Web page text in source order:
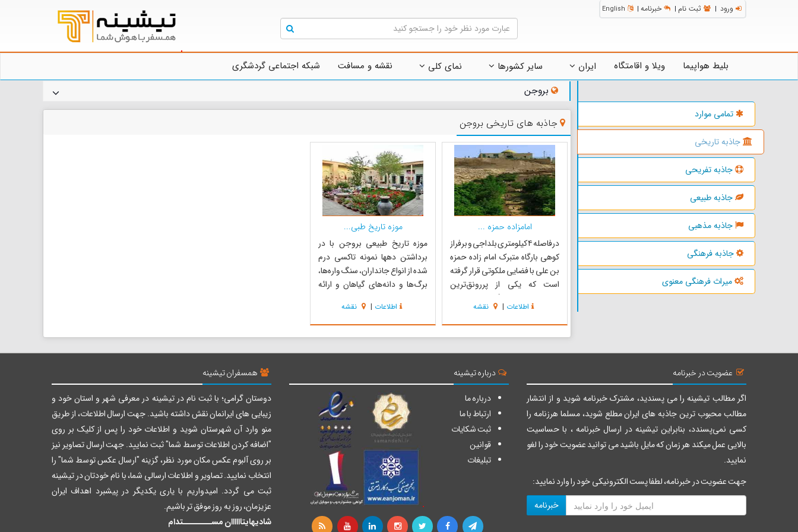
ورود | ثبت نام | خبرنامه |
English
بلیط هواپیما ویلا و اقامتگاه ایران سایر کشورها نمای کلی نقشه و مسافت شبکه اجتماعی گردشگری
تمامی موارد
جاذبه تاریخی
جاذبه تفریحی
جاذبه طبیعی
جاذبه مذهبی
جاذبه فرهنگی
میراث فرهنگی معنوی
بروجن
جاذبه های تاریخی بروجن
امامزاده حمزه ...
درفاصله ۴ کیلومتری بلداجی و برفراز
کوهی بارگاه متبرک امام زاده حمزه
بن علی با فضایی ملکوتی قرار گرفته
است که یکی از پررونق‌ترین
جاذبه‌های مذهبی/تاریخی استان
چهارمحال و بختیاری است و یکی از
قطب‌های مهم سیاحتی و زیارتی
استان چهارمحال و بختیاری میباشد
که به دلیل قداست و همچنین
موقعیت طبیعی...
اطلاعات | نقشه
موزه تاریخ طبی...
موزه تاریخ طبیعی بروجن با در
برداشتن ده‎ها نمونه تاکسی درم
شده از انواع جانداران، سنگ واره‌ها،
برگ‌ها و دانه‌های گیاهان و ارائه
«ایرانی- تورانی» و برخی دیگر از
مناطق جهان، این امکان را فراهم کرده
تا علاقمندان که به دلیل تنوع و پ...
اطلاعات | نقشه
عضویت در خبرنامه
اگر مطالب تیشینه را می پسندید، مشترک خبرنامه شوید و از انتشار
مطالب محبوب ترین جاذبه های ایران مطلع شوید، مسلما هرزنامه را
کسی نمی‌پسندد، بنابراین تیشینه در ارسال خبرنامه ، با حساسیت
بالایی عمل میکند هر زمان که مایل باشید می توانید عضویت خود را لغو
نمایید.
جهت عضویت در خبرنامه، لطفا پست الکترونیکی خود را وارد نمایید:
خبرنامه
درباره تیشینه
درباره ما
ارتباط با ما
ثبت شکایات
قوانین
تبلیغات
همسفران تیشینه
دوستان گرامی؛ با ثبت نام در تیشینه در معرفی شهر و استان خود و
زیبایی های ایرانمان نقش داشته باشید. جهت ارسال اطلاعات، از طریق
منو وارد آن شهرستان شوید و اطلاعات خود را پس از کلیک بر روی
"اضافه کردن اطلاعات توسط شما" ثبت نمایید. جهت ارسال تصاویر نیز
بر روی آلبوم عکس مکان مورد نظر، گزینه "ارسال عکس توسط شما" را
انتخاب نمایید. تصاویر و اطلاعات ارسالی شما، با نام خودتان در تیشینه
ثبت می گردد. امیدواریم با یاری یکدیگر در پیشبرد اهداف ایران
عزیزمان، روز به روز موفق تر باشیم.
شادیهایتاااااان مســــــــتدام